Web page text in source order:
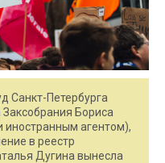
Санкт-Петербурга
Заксобрания Бориса
иностранным агентом),
в реестр
Дугина вынесла